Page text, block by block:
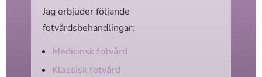
Jag erbjuder följande
fotvårdsbehandlingar:
Medicinsk fotvård
Klassisk fotvård